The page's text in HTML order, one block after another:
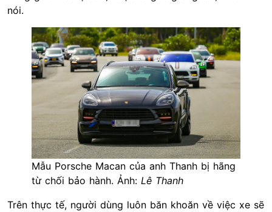
nói.
Mẫu Porsche Macan của anh Thanh bị hãng
từ chối bảo hành. Ảnh: Lê Thanh
Trên thực tế, người dùng luôn băn khoăn về việc xe sẽ